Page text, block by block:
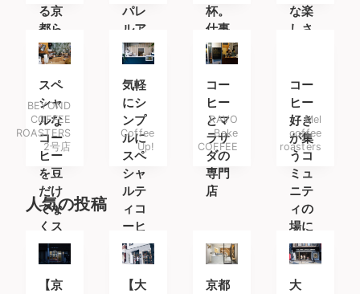
る京
都ら
しい
コー
ヒー
ショ
ップ
パレ
ルア
イテ
ムを
楽し
みに
南船
場へ
杯。
仕事
帰り
には
ワイ
ンを
一
杯。
な楽
しさ
るカ
フェ
スペ
シャ
ルな
コー
ヒー
を豆
だけ
でな
くス
タン
ドで
も
BEYOND
COFFEE
ROASTERS
2号店
気軽
にシ
ンプ
ルに
スペ
シャ
ルテ
ィコ
ーヒ
ーを
Coffee
Up!
コー
ヒー
とマ
ラサ
ダの
専門
店
RAVO
Bake
COFFEE
コー
ヒー
好き
が集
うコ
ミュ
ニテ
ィの
場に
Mel
coffee
roasters
人気の投稿
【京
【大
京都
大